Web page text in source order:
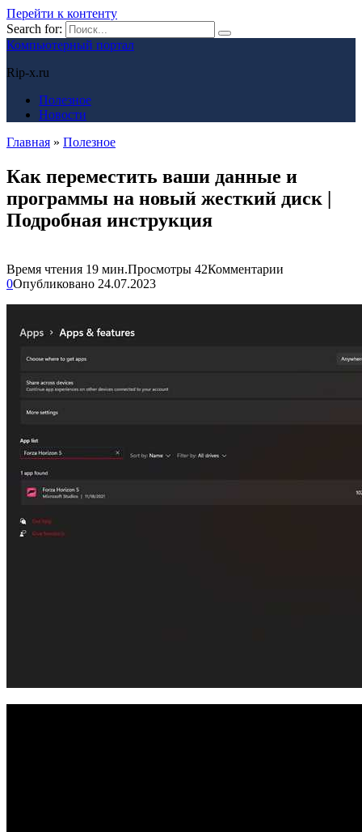
Перейти к контенту
Search for:
Компьютерный портал
Rip-x.ru
Полезное
Новости
Главная » Полезное
Как переместить ваши данные и
программы на новый жесткий диск |
Подробная инструкция
Время чтения 19 мин.Просмотры 42Комментарии
0Опубликовано 24.07.2023